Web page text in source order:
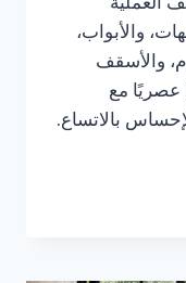
والأبواب،
والأسقف
عصريًا مع
بالاتساع.